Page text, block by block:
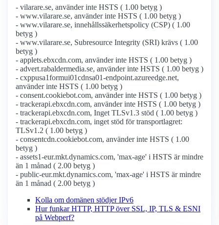
- vilarare.se, använder inte HSTS ( 1.00 betyg )
- www.vilarare.se, använder inte HSTS ( 1.00 betyg )
- www.vilarare.se, innehållssäkerhetspolicy (CSP) ( 1.00
betyg )
- www.vilarare.se, Subresource Integrity (SRI) krävs ( 1.00
betyg )
- applets.ebxcdn.com, använder inte HSTS ( 1.00 betyg )
- advert.rabaldermedia.se, använder inte HSTS ( 1.00 betyg )
- cxppusa1formui01cdnsa01-endpoint.azureedge.net,
använder inte HSTS ( 1.00 betyg )
- consent.cookiebot.com, använder inte HSTS ( 1.00 betyg )
- trackerapi.ebxcdn.com, använder inte HSTS ( 1.00 betyg )
- trackerapi.ebxcdn.com, Inget TLSv1.3 stöd ( 1.00 betyg )
- trackerapi.ebxcdn.com, inget stöd för transportlagret:
TLSv1.2 ( 1.00 betyg )
- consentcdn.cookiebot.com, använder inte HSTS ( 1.00
betyg )
- assets1-eur.mkt.dynamics.com, 'max-age' i HSTS är mindre
än 1 månad ( 2.00 betyg )
- public-eur.mkt.dynamics.com, 'max-age' i HSTS är mindre
än 1 månad ( 2.00 betyg )
Kolla om domänen stödjer IPv6
Hur funkar HTTP, HTTP över SSL, IP, TLS & ESNI
på Webperf?